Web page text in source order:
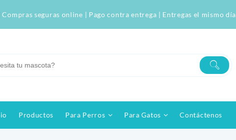
seguras online | Pago contra entrega | Entregas el mismo día
Productos Para Perros Para Gatos Contáctenos